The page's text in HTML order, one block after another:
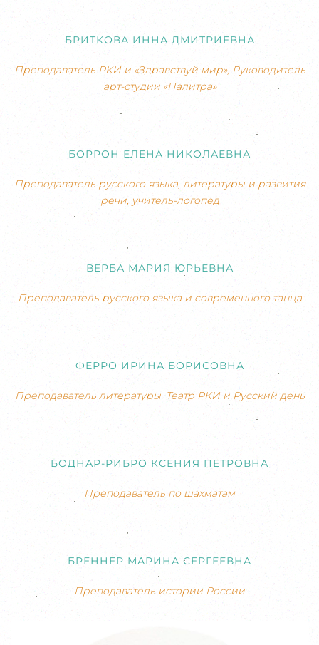
БРИТКОВА ИННА ДМИТРИЕВНА
Преподаватель РКИ и «Здравствуй мир», Руководитель
арт-студии «Палитра»
БОРРОН ЕЛЕНА НИКОЛАЕВНА
Преподаватель русского языка, литературы и развития
речи, учитель-логопед
ВЕРБА МАРИЯ ЮРЬЕВНА
Преподаватель русского языка и современного танца
ФЕРРО ИРИНА БОРИСОВНА
Преподаватель литературы. Театр РКИ и Русский день
БОДНАР-РИБРО КСЕНИЯ ПЕТРОВНА
Преподаватель по шахматам
БРЕННЕР МАРИНА СЕРГЕЕВНА
Преподаватель истории России